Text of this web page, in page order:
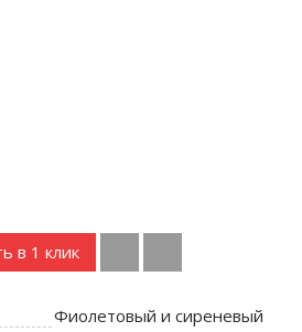
в 1 клик
Фиолетовый и сиреневый